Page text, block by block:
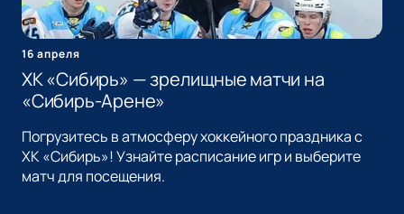
16 апреля
ХК «Сибирь» — зрелищные матчи на
«Сибирь-Арене»
Погрузитесь в атмосферу хоккейного праздника с
ХК «Сибирь»! Узнайте расписание игр и выберите
матч для посещения.